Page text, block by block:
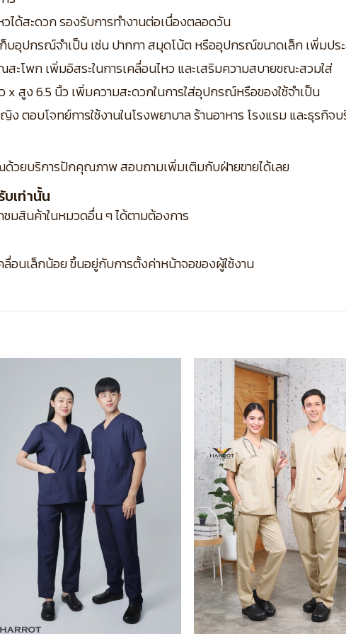
ได้สะดวก รองรับการทำงานต่อเนื่องตลอดวัน
ก็บอุปกรณ์จำเป็น เช่น ปากกา สมุดโน้ต หรืออุปกรณ์ขนาดเล็ก เพิ่มปร
ะโพก เพิ่มอิสระในการเคลื่อนไหว และเสริมความสบายขณะสวมใส่
x สูง 6.5 นิ้ว เพิ่มความสะดวกในการใส่อุปกรณ์หรือของใช้จำเป็น
ตอบโจทย์การใช้งานในโรงพยาบาล ร้านอาหาร โรงแรม และธุรกิจ
วยบริการปักคุณภาพ สอบถามเพิ่มเติมกับฝ่ายขายได้เลย
เท่านั้น
มสินค้าในหมวดอื่น ๆ ได้ตามต้องการ
อนเล็กน้อย ขึ้นอยู่กับการตั้งค่าหน้าจอของผู้ใช้งาน